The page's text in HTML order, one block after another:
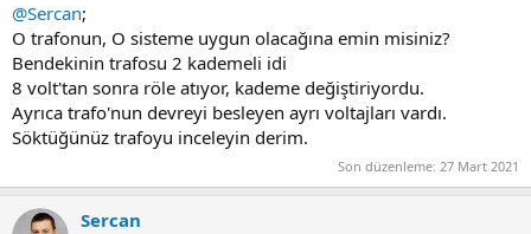
@Sercan;
O trafonun, O sisteme uygun olacağına emin misiniz?
Bendekinin trafosu 2 kademeli idi
8 volt'tan sonra röle atıyor, kademe değiştiriyordu.
Ayrıca trafo'nun devreyi besleyen ayrı voltajları vardı.
Söktüğünüz trafoyu inceleyin derim.
Son düzenleme: 27 Mart 2021
Sercan